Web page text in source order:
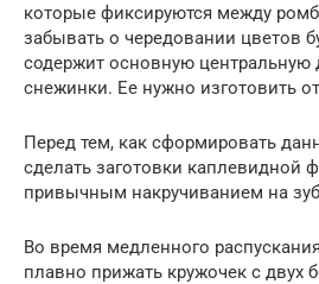
которые фиксируются между
забывать о чередовании цветов
содержит основную центральную
снежинки. Ее нужно изготовить
Перед тем, как сформировать
сделать заготовки каплевидной
привычным накручиванием на
Во время медленного
плавно прижать кружочек с двух